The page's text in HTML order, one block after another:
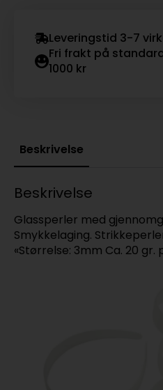
Leveringstid 3-7
Fri frakt på
1000 kr
Beskrivelse
Beskrivelse
Glassperler med
Smykkelaging.
«Størrelse: 3mm Ca. 20 gr.